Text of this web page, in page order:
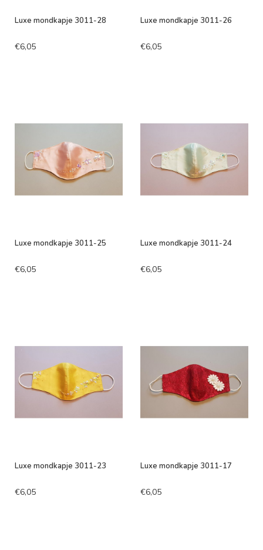
Luxe mondkapje 3011-28
€6,05
Luxe mondkapje 3011-26
€6,05
Luxe mondkapje 3011-25
€6,05
Luxe mondkapje 3011-24
€6,05
Luxe mondkapje 3011-23
€6,05
Luxe mondkapje 3011-17
€6,05